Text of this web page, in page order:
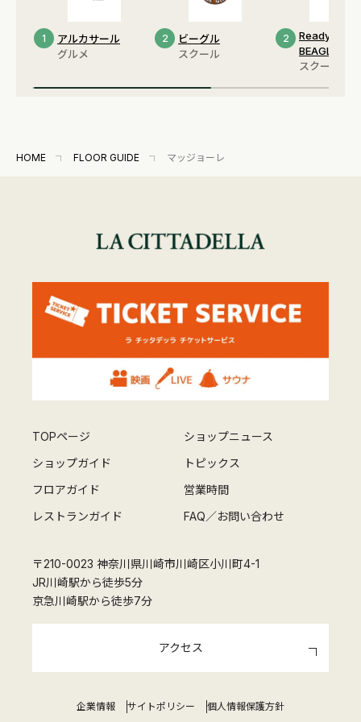
1
アルカサール
グルメ
2
ビーグル
スクール
2
Ready Up by
BEAGLE
スクール
HOME FLOOR GUIDE マッジョーレ
TOPページ
ショップニュース
ショップガイド
トピックス
フロアガイド
営業時間
レストランガイド
FAQ／お問い合わせ
〒210-0023 神奈川県川崎市川崎区小川町4-1
JR川崎駅から徒歩5分
京急川崎駅から徒歩7分
アクセス
企業情報 サイトポリシー 個人情報保護方針